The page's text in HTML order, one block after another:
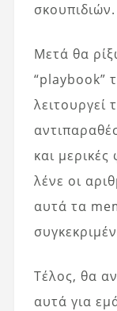
σκουπιδιών.
Μετά θα
“playbook”
λειτουργεί
και
λένε οι
αυτά τα
Τέλος, θα
αυτά για